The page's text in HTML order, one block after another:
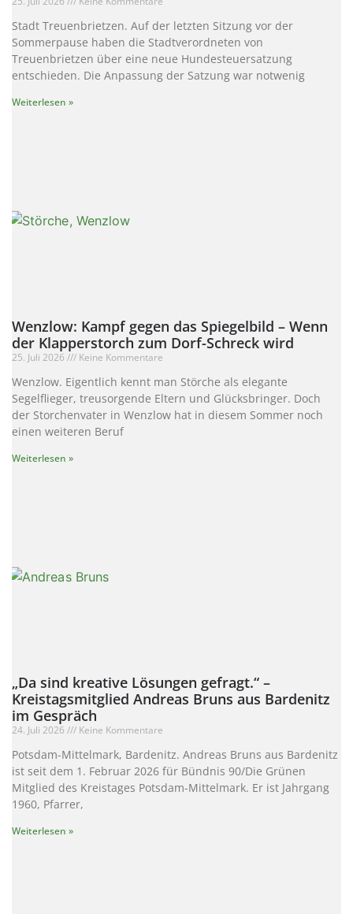
Stadt Treuenbrietzen. Auf der letzten Sitzung vor der
Sommerpause haben die Stadtverordneten von
Treuenbrietzen über eine neue Hundesteuersatzung
entschieden. Die Anpassung der Satzung war notwenig
Weiterlesen »
Wenzlow: Kampf gegen das Spiegelbild – Wenn
der Klapperstorch zum Dorf-Schreck wird
25. Juli 2026 Keine Kommentare
Wenzlow. Eigentlich kennt man Störche als elegante
Segelflieger, treusorgende Eltern und Glücksbringer. Doch
der Storchenvater in Wenzlow hat in diesem Sommer noch
einen weiteren Beruf
Weiterlesen »
„Da sind kreative Lösungen gefragt.“ –
Kreistagsmitglied Andreas Bruns aus Bardenitz
im Gespräch
24. Juli 2026 Keine Kommentare
Potsdam-Mittelmark, Bardenitz. Andreas Bruns aus Bardenitz
ist seit dem 1. Februar 2026 für Bündnis 90/Die Grünen
Mitglied des Kreistages Potsdam-Mittelmark. Er ist Jahrgang
1960, Pfarrer,
Weiterlesen »